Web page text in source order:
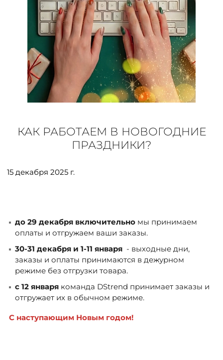
СКИДКИ
ЧАСТО ЗАДАВАЕМЫЕ ВОПРОСЫ
ОПТОВЫМ ПОКУПАТЕЛЯМ
ОПЛАТА
МОСКВА
+7 (800) 511-35-10
MANAGER@DSTREND.RU
КАК РАБОТАЕМ В НОВОГОДНИЕ
ПРАЗДНИКИ?
15 декабря 2025 г.
до 29 декабря включительно мы принимаем
оплаты и отгружаем ваши заказы.
30-31 декабря и 1-11 января - выходные дни,
заказы и оплаты принимаются в дежурном
режиме без отгрузки товара.
c 12 января команда DStrend принимает заказы и
отгружает их в обычном режиме.
С наступающим Новым годом!